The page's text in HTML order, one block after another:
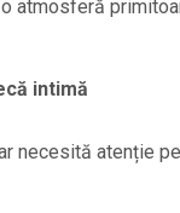
atmosferă
intimă
necesită atenție